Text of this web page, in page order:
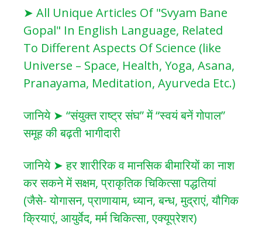
➤ All Unique Articles Of "Svyam Bane
Gopal" In English Language, Related
To Different Aspects Of Science (like
Universe – Space, Health, Yoga, Asana,
Pranayama, Meditation, Ayurveda Etc.)
जानिये ➤ “संयुक्त राष्ट्र संघ” में “स्वयं बनें गोपाल”
समूह की बढ़ती भागीदारी
जानिये ➤ हर शारीरिक व मानसिक बीमारियों का नाश
कर सकने में सक्षम, प्राकृतिक चिकित्सा पद्धतियां
(जैसे- योगासन, प्राणायाम, ध्यान, बन्ध, मुद्राएं, यौगिक
क्रियाएं, आयुर्वेद, मर्म चिकित्सा, एक्यूप्रेशर)